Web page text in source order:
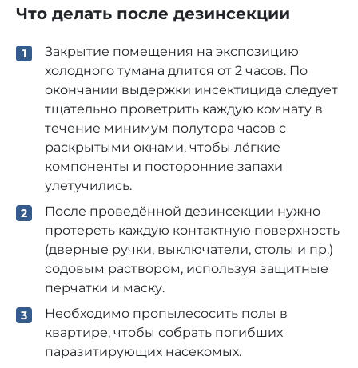
Что делать после дезинсекции
Закрытие помещения на экспозицию
холодного тумана длится от 2 часов. По
окончании выдержки инсектицида следует
тщательно проветрить каждую комнату в
течение минимум полутора часов с
раскрытыми окнами, чтобы лёгкие
компоненты и посторонние запахи
улетучились.
После проведённой дезинсекции нужно
протереть каждую контактную поверхность
(дверные ручки, выключатели, столы и пр.)
содовым раствором, используя защитные
перчатки и маску.
Необходимо пропылесосить полы в
квартире, чтобы собрать погибших
паразитирующих насекомых.